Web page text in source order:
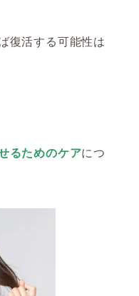
復活する可能性は
るためのケアにつ